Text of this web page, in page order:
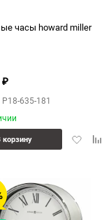
часы howard miller
₽
635-181
корзину